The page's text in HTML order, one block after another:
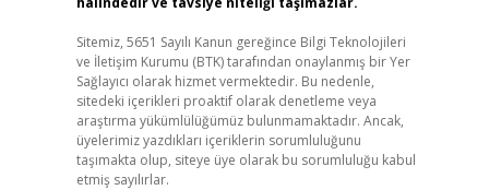
Sitemiz, 5651 Sayılı Kanun gereğince Bilgi Teknolojileri
ve İletişim Kurumu (BTK) tarafından onaylanmış bir Yer
Sağlayıcı olarak hizmet vermektedir. Bu nedenle,
sitedeki içerikleri proaktif olarak denetleme veya
araştırma yükümlülüğümüz bulunmamaktadır. Ancak,
üyelerimiz yazdıkları içeriklerin sorumluluğunu
taşımakta olup, siteye üye olarak bu sorumluluğu kabul
etmiş sayılırlar.